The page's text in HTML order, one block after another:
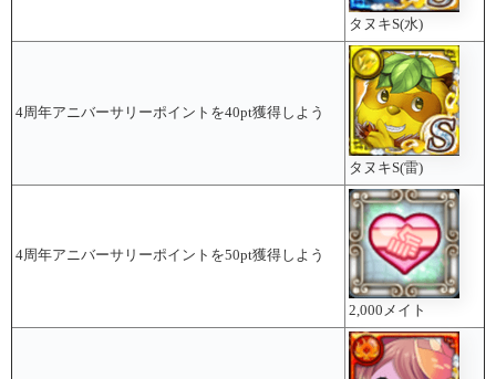
タヌキS(水)
4周年アニバーサリーポイントを40pt獲得しよう
タヌキS(雷)
4周年アニバーサリーポイントを50pt獲得しよう
2,000メイト